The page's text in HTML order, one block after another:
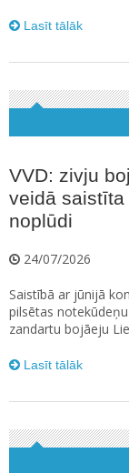
Lasīt tālāk
VVD: zivju
veidā
noplūdi
24/07/2026
Saistībā ar jūnijā
pilsētas
zandartu bojāeju
Lasīt tālāk